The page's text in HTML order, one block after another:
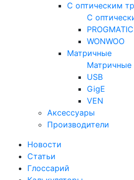
С оптическим
С
PROGMATIC
WONWOO
Матричные
Матричные
USB
GigE
VEN
Аксессуары
Производители
Новости
Статьи
Глоссарий